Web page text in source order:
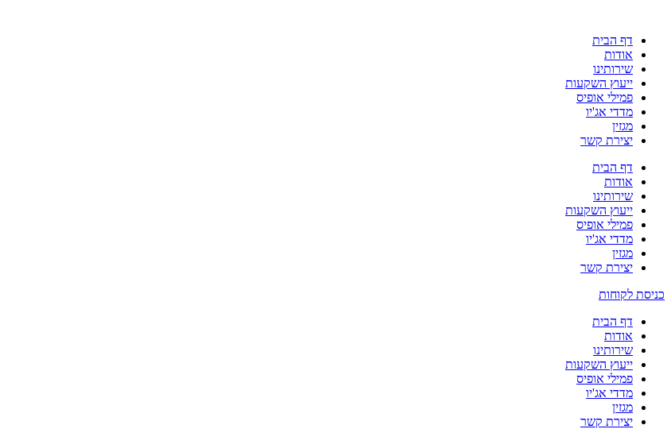
דף הבית
אודות
שירותינו
ייעוץ השקעות
פמילי אופיס
מדדי אג'יו
מגזין
יצירת קשר
דף הבית
אודות
שירותינו
ייעוץ השקעות
פמילי אופיס
מדדי אג'יו
מגזין
יצירת קשר
כניסת לקוחות
דף הבית
אודות
שירותינו
ייעוץ השקעות
פמילי אופיס
מדדי אג'יו
מגזין
יצירת קשר